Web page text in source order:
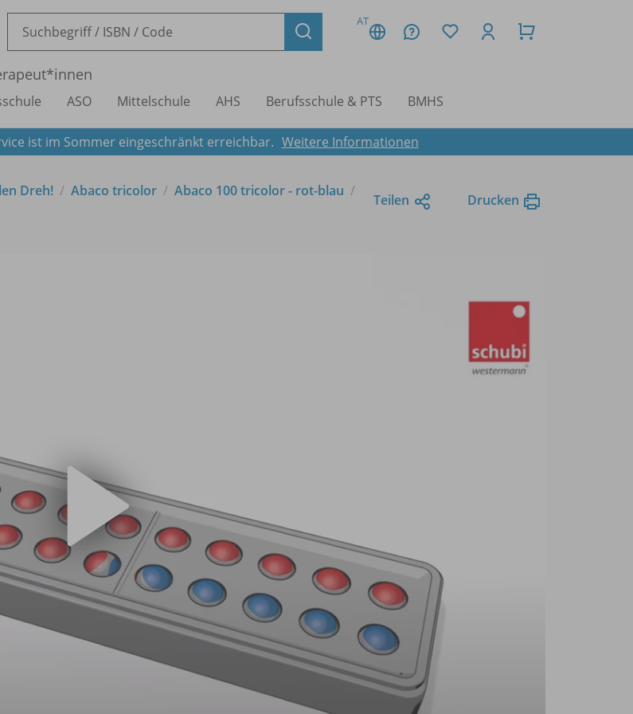
AT
ASO Mittelschule AHS Berufsschule & PTS BMHS
ist im Sommer eingeschränkt erreichbar. Weitere Informationen
Dreh! Abaco tricolor
Abaco 100 tricolor - rot-blau
Teilen Drucken